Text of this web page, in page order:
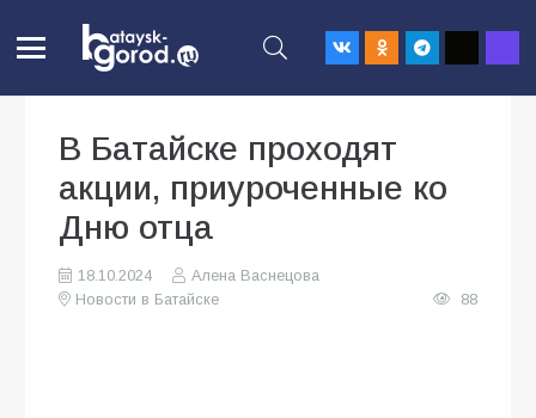
В Батайске проходят
акции, приуроченные ко
Дню отца
18.10.2024
Алена Васнецова
Новости в Батайске
88